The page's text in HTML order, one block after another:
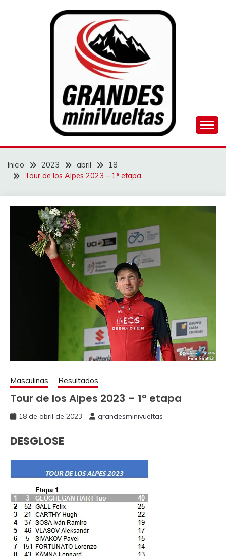
GRANDES
MINIVUELTAS
Inicio 2023 abril
18
Tour de los Alpes 2023 – 1ª etapa
Masculinas Resultados
Tour de los Alpes 2023 – 1ª etapa
18 de abril de 2023 grandesminivueltas
DESGLOSE